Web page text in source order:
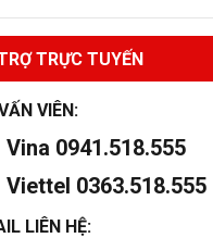
TRỰC TUYẾN
VIÊN:
Vina 0941.518.555
Viettel 0363.518.555
LIÊN HỆ: